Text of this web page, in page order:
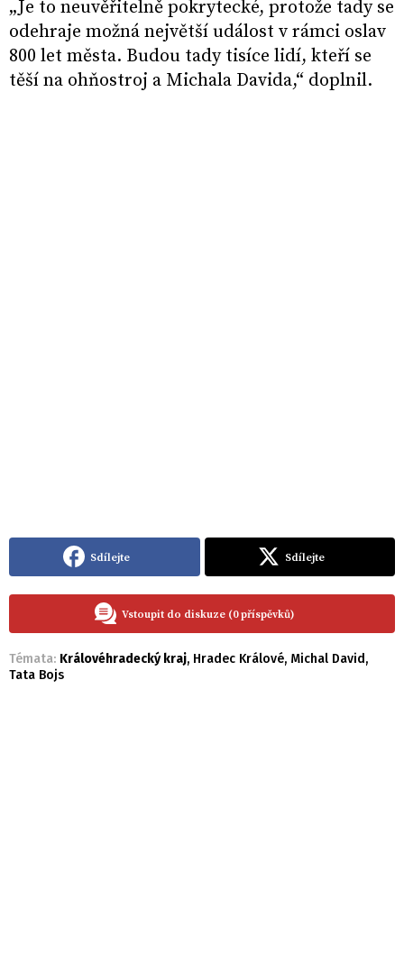
„Je to neuvěřitelně pokrytecké, protože tady se
odehraje možná největší událost v rámci oslav
800 let města. Budou tady tisíce lidí, kteří se
těší na ohňostroj a Michala Davida,“ doplnil.
Sdílejte Sdílejte
Vstoupit do diskuze (0 příspěvků)
Témata: Královéhradecký kraj, Hradec Králové, Michal David,
Tata Bojs